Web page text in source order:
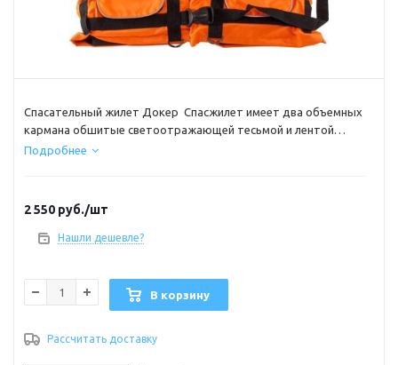
Спасательный жилет Докер Спасжилет имеет два объемных
кармана обшитые светоотражающей тесьмой и лентой
которая будет видна на расстоянии до 500 метров
Подробнее
2 550 руб./шт
Нашли дешевле?
В корзину
Рассчитать доставку